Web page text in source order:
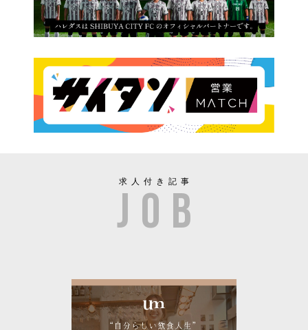
求人付き記事